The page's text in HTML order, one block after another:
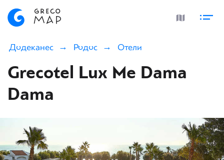
Додеканес Родос Отели
Grecotel Lux Me Dama
Dama